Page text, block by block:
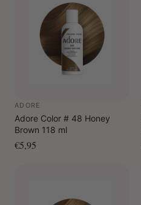
ADORE
Adore Color # 48 Honey
Brown 118 ml
€5,95